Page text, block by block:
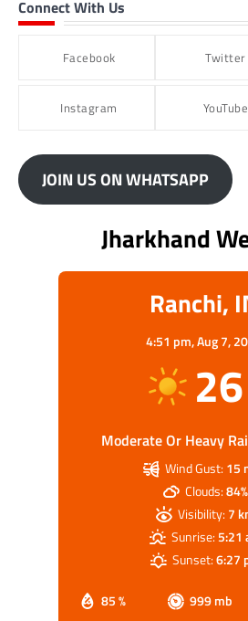
Connect With Us
Facebook Twitter
Instagram YouTube
JOIN US ON WHATSAPP
Jharkhand
Ranchi,
4:51 pm,Aug 7,
26
Moderate Or Heavy
85 % 999 mb
Wind Gust: 15
Clouds:84%
Visibility:7
Sunrise:5:21
Sunset:6:27